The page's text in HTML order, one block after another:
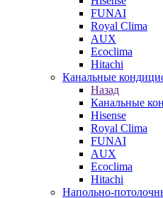
FUNAI
Royal Clima
AUX
Ecoclima
Hitachi
Канальные
Назад
Канальные
Hisense
Royal Clima
FUNAI
AUX
Ecoclima
Hitachi
Напольно-